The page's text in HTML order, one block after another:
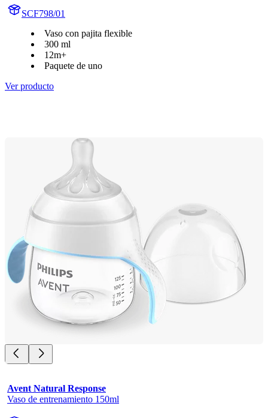
SCF798/01
Vaso con pajita flexible
300 ml
12m+
Paquete de uno
Ver producto
Avent Natural Response
Vaso de entrenamiento 150ml